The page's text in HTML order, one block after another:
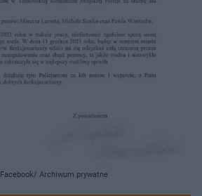
Archiwum prywatne